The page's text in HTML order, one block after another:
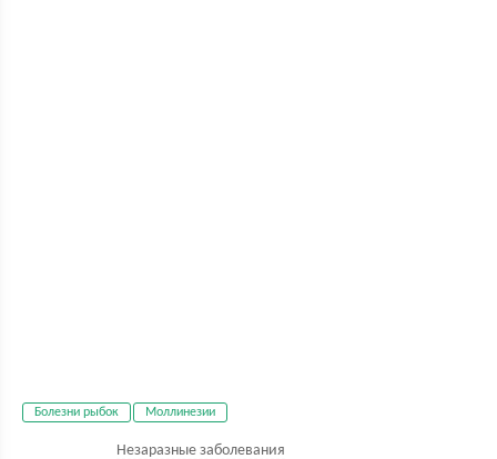
Болезни рыбок Моллинезии
Незаразные заболевания